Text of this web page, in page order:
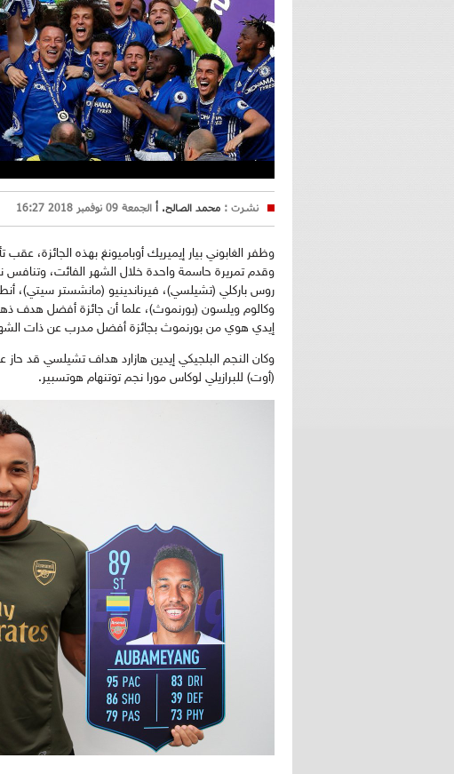
نشرت : محمد الصالح. أ الجمعة 09 نوفمبر 2018 16:27
وقدم تمريرة حاسمة واحدة خلال الشهر الفائت، وتنافس
روس باركلي (تشيلسي)، فيرناندينيو (مانشستر سيتي)،
وكالوم ويلسون (بورنموث)، علما أن جائزة أفضل هدف
إيدي هوي من بورنموث بجائزة أفضل مدرب عن ذات
وكان النجم البلجيكي إيدين هازارد هداف تشيلسي قد حاز
(أوت) للبرازيلي لوكاس مورا نجم توتنهام هوتسبير.